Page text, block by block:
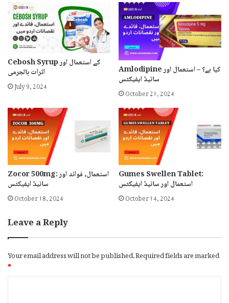
Cebosh Syrup کے استعمال اور
اثرات بالجرمی
July 9, 2024
Amlodipine کیا ہے؟ – استعمال اور
سائیڈ ایفیکٹس
October 21, 2024
Zocor 500mg: استعمال، فوائد اور
سائیڈ ایفیکٹس
October 18, 2024
Gumes Swellen Tablet:
استعمال اور سائیڈ ایفیکٹس
October 14, 2024
Leave a Reply
Your email address will not be published.Required fields are marked
*